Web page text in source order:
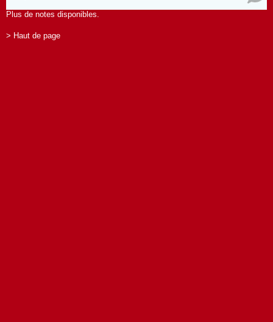
Plus de notes disponibles.
> Haut de page